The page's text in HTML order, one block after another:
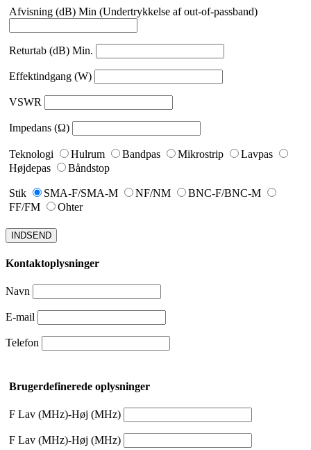
Afvisning (dB) Min (Undertrykkelse af out-of-passband)
Returtab (dB) Min.
Effektindgang (W)
VSWR
Impedans (Ω)
Teknologi Hulrum Bandpas Mikrostrip
Lavpas
Højdepas
Båndstop
Stik SMA-F/SMA-M NF/NM
BNC-F/BNC-M
FF/FM
Ohter
INDSEND
Kontaktoplysninger
Navn
E-mail
Telefon
Brugerdefinerede oplysninger
F Lav (MHz)-Høj (MHz)
F Lav (MHz)-Høj (MHz)